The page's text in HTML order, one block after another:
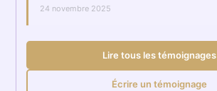
24 novembre 2025
Lire tous les témoignages
Écrire un témoignage